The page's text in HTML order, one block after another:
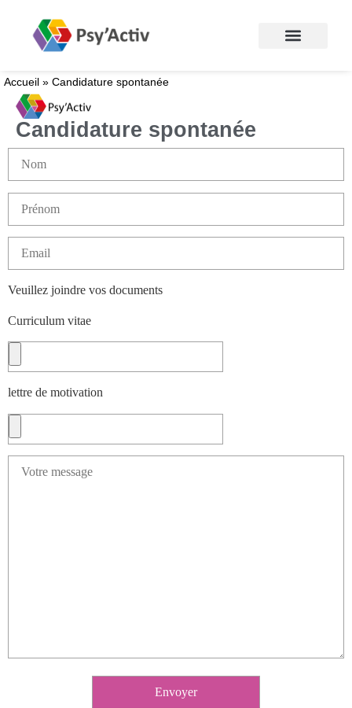
Accueil » Candidature spontanée
Candidature spontanée
Veuillez joindre vos documents
Curriculum vitae
lettre de motivation